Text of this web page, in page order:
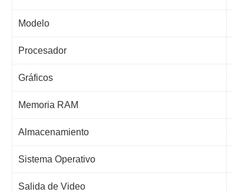
Modelo
Procesador
Gráficos
Memoria RAM
Almacenamiento
Sistema Operativo
Salida de Video